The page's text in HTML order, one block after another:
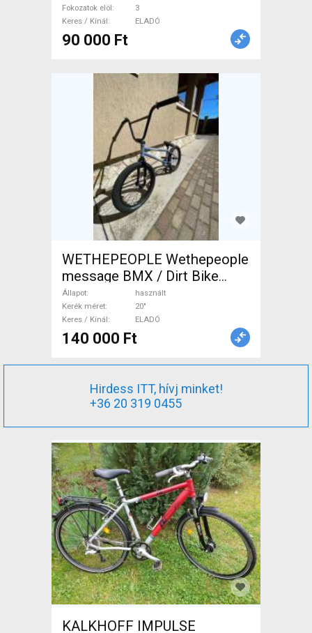
Fokozatok elöl
3
Keres / Kínál
ELADÓ
90 000 Ft
WETHEPEOPLE Wethepeople
message BMX / Dirt Bike
használt ELADÓ
Állapot
használt
Kerék méret
20"
Keres / Kínál
ELADÓ
140 000 Ft
Hirdess ITT, hívj minket!
+36 20 319 0455
KALKHOFF IMPULSE